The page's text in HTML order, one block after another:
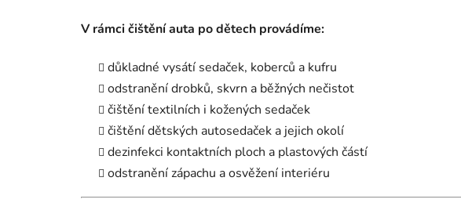
V rámci čištění auta po dětech provádíme:
důkladné vysátí sedaček, koberců a kufru
odstranění drobků, skvrn a běžných nečistot
čištění textilních i kožených sedaček
čištění dětských autosedaček a jejich okolí
dezinfekci kontaktních ploch a plastových částí
odstranění zápachu a osvěžení interiéru